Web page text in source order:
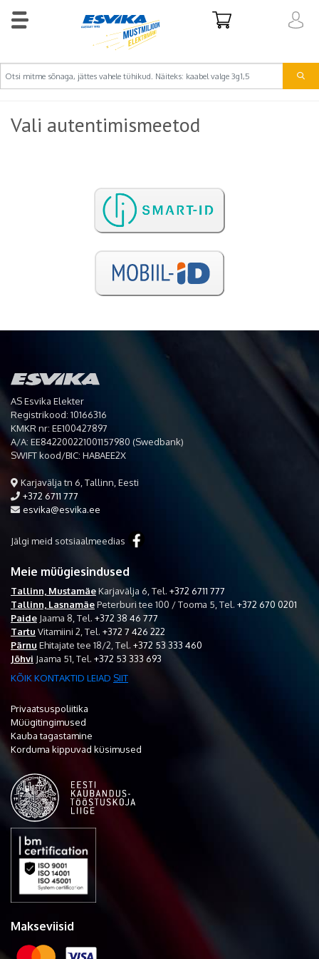
Vali autentimismeetod
AS Esvika Elekter
Registrikood: 10166316
KMKR nr: EE100427897
A/A: EE842200221001157980 (Swedbank)
SWIFT kood/BIC: HABAEE2X
Karjavälja tn 6, Tallinn, Eesti
+372 6711 777
esvika@esvika.ee
Jälgi meid sotsiaalmeedias
Meie müügiesindused
Tallinn, MustamäeKarjavälja 6, Tel. +372 6711 777
Tallinn, LasnamäePeterburi tee 100 / Tooma 5, Tel. +372 670 0201
Paide Jaama 8, Tel. +372 38 46 777
Tartu Vitamiini 2, Tel. +372 7 426 222
Pärnu Ehitajate tee 18/2, Tel. +372 53 333 460
Jõhvi Jaama 51, Tel. +372 53 333 693
KÕIK KONTAKTID LEIAD SIIT
Privaatsuspoliitika
Müügitingimused
Kauba tagastamine
Korduma kippuvad küsimused
Makseviisid